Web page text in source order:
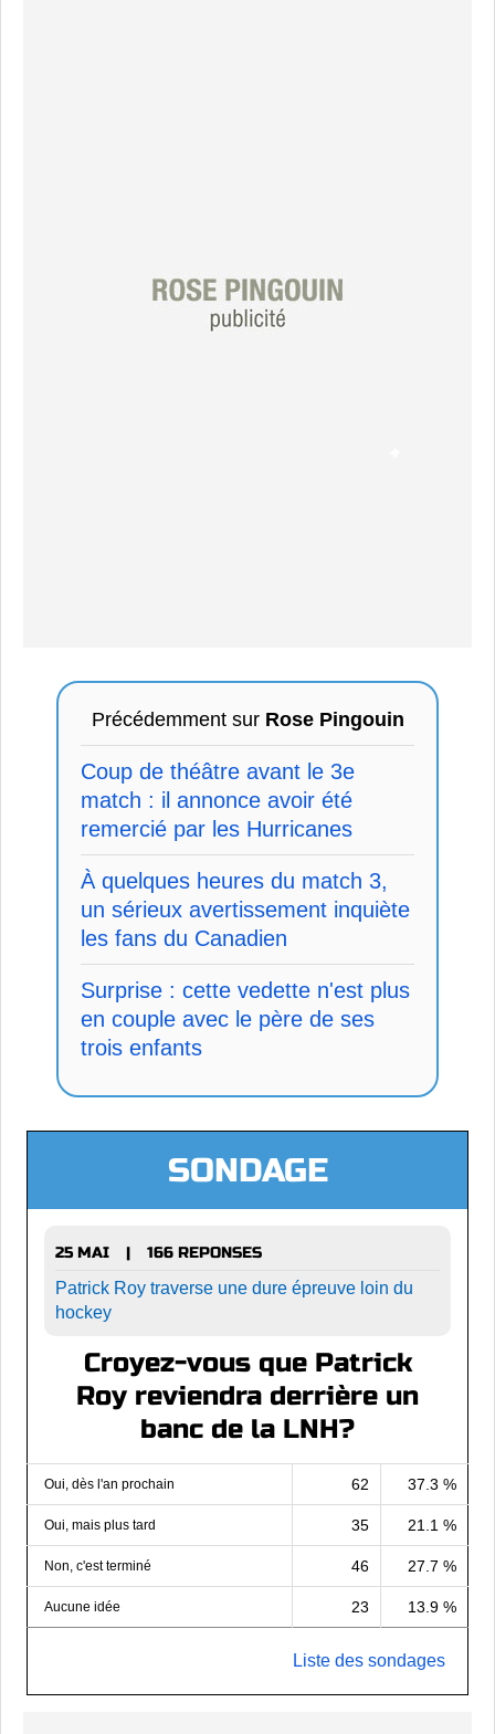
Précédemment sur Rose Pingouin
Coup de théâtre avant le 3e
match : il annonce avoir été
remercié par les Hurricanes
À quelques heures du match 3,
un sérieux avertissement inquiète
les fans du Canadien
Surprise : cette vedette n'est plus
en couple avec le père de ses
trois enfants
SONDAGE
25 MAI |
166 REPONSES
Patrick Roy traverse une dure épreuve loin du
hockey
Croyez-vous que Patrick
Roy reviendra derrière un
banc de la LNH?
Oui, dès l'an prochain 62 37.3 %
Oui, mais plus tard 35 21.1 %
Non, c'est terminé 46 27.7 %
Aucune idée 23 13.9 %
Liste des sondages